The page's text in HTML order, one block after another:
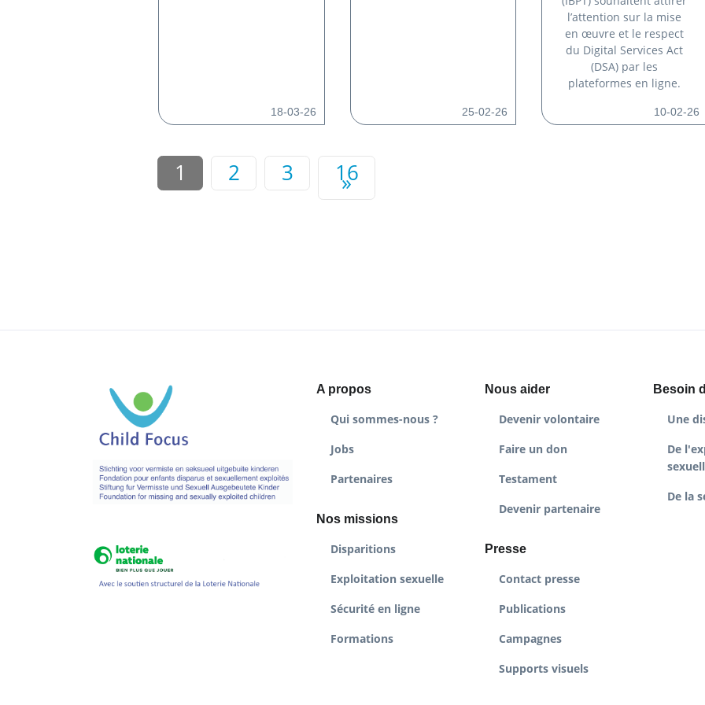
18-03-26 25-02-26
l’attention sur la mise
en œuvre et le respect
du Digital Services Act
(DSA) par les
plateformes en ligne.
10-02-26
1 2 3 16
A propos
Qui sommes-nous ?
Jobs
Partenaires
Nos missions
Disparitions
Exploitation sexuelle
Sécurité en ligne
Formations
Nous aider
Devenir volontaire
Faire un don
Testament
Devenir partenaire
Presse
Contact presse
Publications
Campagnes
Supports visuels
Besoin
Une
De
De la